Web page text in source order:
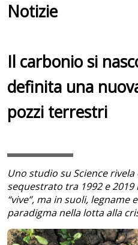
Notizie
Il carbonio si
definita una
pozzi terrestri
Uno studio su Science
sequestrato tra 1992 e
“vive”, ma in suoli, legname
paradigma nella lotta alla